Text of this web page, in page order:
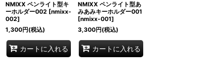
NMIXX ペンライト型キ
ーホルダー002 [nmixx-
002]
1,300円(税込)
カートに入れる
NMIXX ペンライト型あ
みあみキーホルダー001
[nmixx-001]
3,300円(税込)
カートに入れる